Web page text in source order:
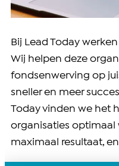
Bij Lead Today
Wij helpen deze
fondsenwerving op
sneller en meer
Today vinden we het
organisaties optimaal
maximaal resultaat,